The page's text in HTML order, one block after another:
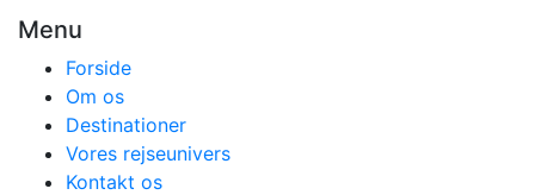
Menu
Forside
Om os
Destinationer
Vores rejseunivers
Kontakt os